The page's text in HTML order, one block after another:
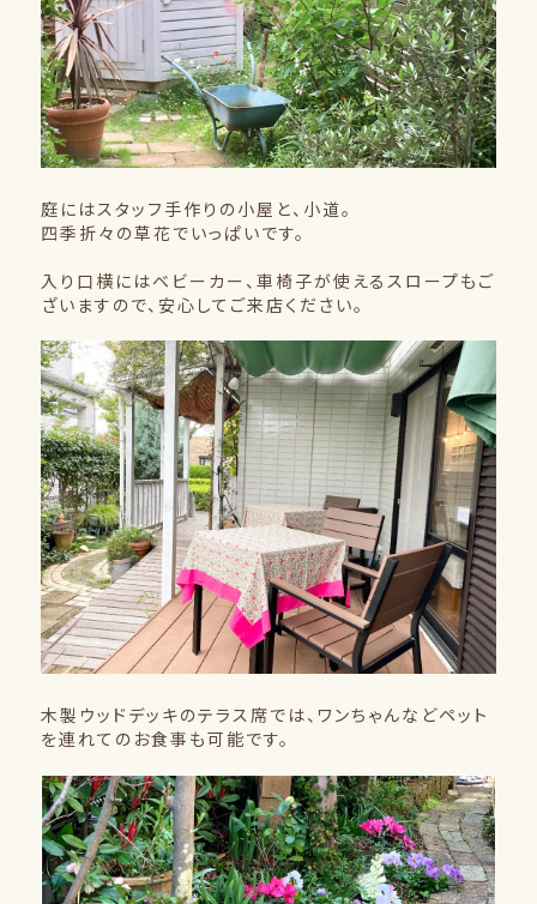
庭にはスタッフ手作りの小屋と、小道。
四季折々の草花でいっぱいです。
入り口横にはベビーカー、車椅子が使えるスロープもご
ざいますので、安心してご来店ください。
木製ウッドデッキのテラス席では、ワンちゃんなどペット
を連れてのお食事も可能です。